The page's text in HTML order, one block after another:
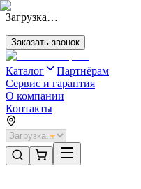
Загрузка…
Заказать звонок
Каталог
Партнёрам
Сервис и гарантия
О компании
Контакты